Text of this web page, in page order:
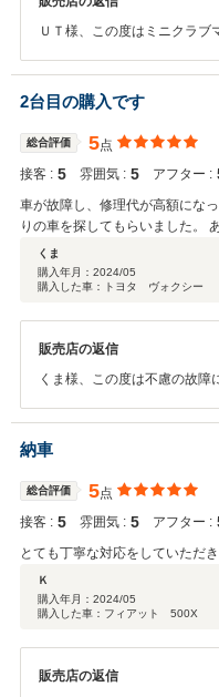
ＵＴ様、この度はミニクラブ
しても嬉しい限りです。楽し
す。また機会がございました
2台目の購入です
総合評価 5点
接客 : 5 雰囲気 : 5 アフター :
車が故障し、修理代が高額にな
りの車を探してもらいました。
くま
購入年月： 2024/05
購入した車：トヨタ ヴォクシー
販売店の返信
くま様、この度は不慮の故障
同様サポートさせて頂きます
す。
納車
総合評価 5点
接客 : 5 雰囲気 : 5 アフター :
とても丁寧な対応をしていただ
Ｋ
購入年月： 2024/05
購入した車：フィアット 500X
販売店の返信